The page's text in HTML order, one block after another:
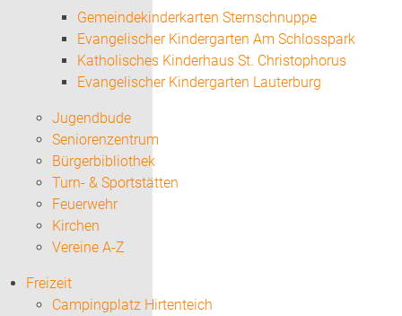
Gemeindekinderkarten Sternschnuppe
Evangelischer Kindergarten Am Schlosspark
Katholisches Kinderhaus St. Christophorus
Evangelischer Kindergarten Lauterburg
Jugendbude
Seniorenzentrum
Bürgerbibliothek
Turn- & Sportstätten
Feuerwehr
Kirchen
Vereine A-Z
Freizeit
Campingplatz Hirtenteich